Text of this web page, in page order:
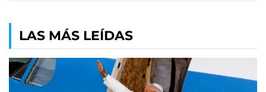
LAS MÁS LEÍDAS